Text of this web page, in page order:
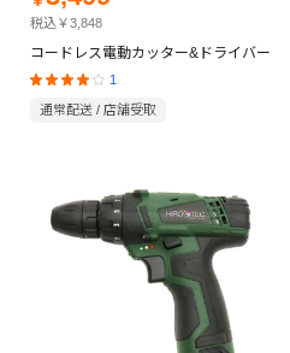
税込￥3,848
コードレス電動カッター&ドライバー
1
通常配送 / 店舗受取